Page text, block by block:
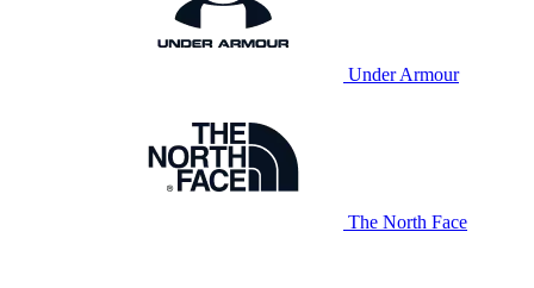
Under Armour
The North Face